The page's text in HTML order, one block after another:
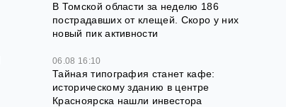
В Томской области за неделю 186
пострадавших от клещей. Скоро у них
новый пик активности
06.08 16:10
Тайная типография станет кафе:
историческому зданию в центре
Красноярска нашли инвестора